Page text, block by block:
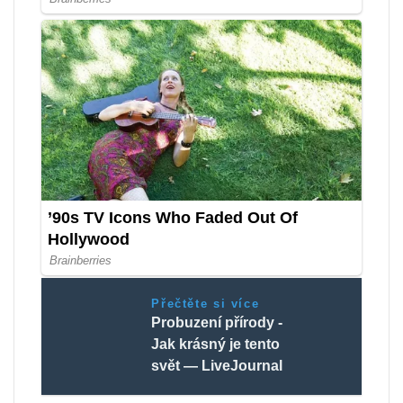
Přečtěte si více
Probuzení přírody -
Jak krásný je tento
svět — LiveJournal